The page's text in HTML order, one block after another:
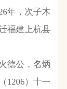
年，次子木
福建上杭县
德公，名炳
1206）十一